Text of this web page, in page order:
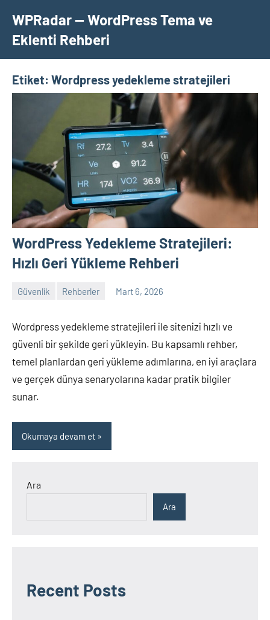
geçWPRadar — WordPress Tema ve
Eklenti Rehberi
Etiket: Wordpress yedekleme stratejileri
WordPress Yedekleme Stratejileri:
Hızlı Geri Yükleme Rehberi
Güvenlik Rehberler Mart 6, 2026
Wordpress yedekleme stratejileri ile sitenizi hızlı ve
güvenli bir şekilde geri yükleyin. Bu kapsamlı rehber,
temel planlardan geri yükleme adımlarına, en iyi araçlara
ve gerçek dünya senaryolarına kadar pratik bilgiler
sunar.
Okumaya devam et
Ara
Ara
Recent Posts